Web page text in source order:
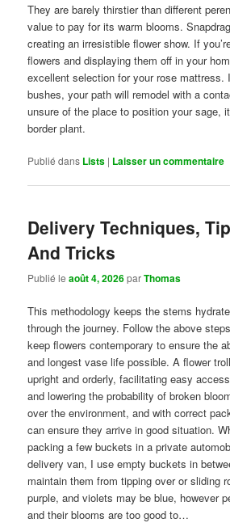
They are barely thirstier than different
value to pay for its warm blooms.
creating an irresistible flower show. If
flowers and displaying them off in your
excellent selection for your rose mattress.
bushes, your path will remodel with a
unsure of the place to position your sage,
border plant.
Publié dans Lists | Laisser un commentaire
Delivery Techniques,
And Tricks
Publié leaoût 4, 2026parThomas
This methodology keeps the stems
through the journey. Follow the above
keep flowers contemporary to ensure the
and longest vase life possible. A flower
upright and orderly, facilitating easy
and lowering the probability of broken
over the environment, and with correct
can ensure they arrive in good situation.
packing a few buckets in a private
delivery van, I use empty buckets in
maintain them from tipping over or sliding
purple, and violets may be blue, however
and their blooms are too good to…